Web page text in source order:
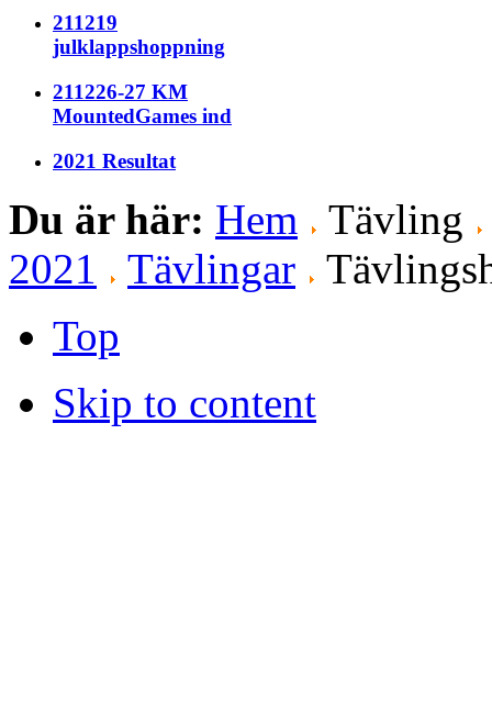
211219
julklappshoppning
211226-27 KM
MountedGames ind
2021 Resultat
Du är här: Hem Tävling
2021
Tävlingar
Top
Skip to content